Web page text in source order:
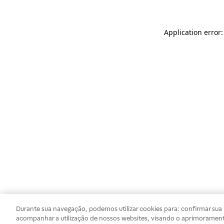
Application
Durante sua navegação, podemos utilizar cookies para: confirmar
acompanhar a utilização de nossos websites, visando o